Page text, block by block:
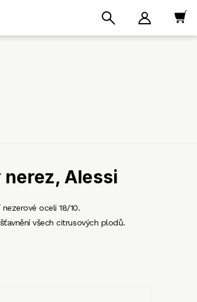
nerez, Alessi
oceli 18/10.
všech citrusových plodů.